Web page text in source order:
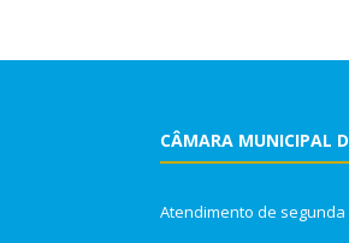
CÂMARA MUNICIPAL
Atendimento de segunda